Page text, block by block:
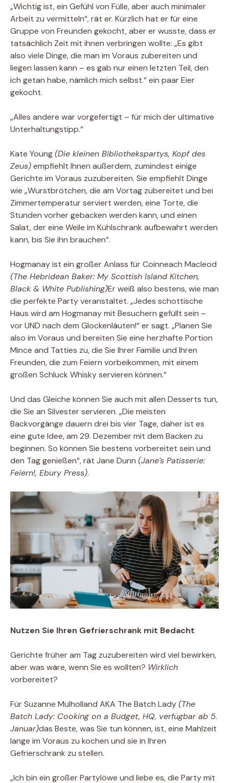
„Wichtig ist, ein Gefühl von Fülle, aber auch minimaler
Arbeit zu vermitteln“, rät er. Kürzlich hat er für eine
Gruppe von Freunden gekocht, aber er wusste, dass er
tatsächlich Zeit mit ihnen verbringen wollte: „Es gibt
also viele Dinge, die man im Voraus zubereiten und
liegen lassen kann – es gab nur einen letzten Teil, den
ich getan habe, nämlich mich selbst.“ ein paar Eier
gekocht.
„Alles andere war vorgefertigt – für mich der ultimative
Unterhaltungstipp.“
Kate Young(Die kleinen Bibliothekspartys, Kopf des
Zeus)empfiehlt Ihnen außerdem, zumindest einige
Gerichte im Voraus zuzubereiten. Sie empfiehlt Dinge
wie „Wurstbrötchen, die am Vortag zubereitet und bei
Zimmertemperatur serviert werden, eine Torte, die
Stunden vorher gebacken werden kann, und einen
Salat, der eine Weile im Kühlschrank aufbewahrt werden
kann, bis Sie ihn brauchen“.
Hogmanay ist ein großer Anlass für Coinneach Macleod
(The Hebridean Baker: My Scottish Island Kitchen,
Black & White Publishing)Er weiß also bestens, wie man
die perfekte Party veranstaltet. „Jedes schottische
Haus wird am Hogmanay mit Besuchern gefüllt sein –
vor UND nach dem Glockenläuten!“ er sagt. „Planen Sie
also im Voraus und bereiten Sie eine herzhafte Portion
Mince and Tatties zu, die Sie Ihrer Familie und Ihren
Freunden, die zum Feiern vorbeikommen, mit einem
großen Schluck Whisky servieren können.“
Und das Gleiche können Sie auch mit allen Desserts tun,
die Sie an Silvester servieren. „Die meisten
Backvorgänge dauern drei bis vier Tage, daher ist es
eine gute Idee, am 29. Dezember mit dem Backen zu
beginnen. So können Sie bestens vorbereitet sein und
den Tag genießen“, rät Jane Dunn (Jane’s Patisserie:
Feiern!, Ebury Press).
Nutzen Sie Ihren Gefrierschrank mit Bedacht
Gerichte früher am Tag zuzubereiten wird viel bewirken,
aber was wäre, wenn Sie es wollten? Wirklich
vorbereitet?
Für Suzanne Mulholland AKA The Batch Lady(The
Batch Lady: Cooking on a Budget, HQ, verfügbar ab 5.
Januar)das Beste, was Sie tun können, ist, eine Mahlzeit
lange im Voraus zu kochen und sie in Ihren
Gefrierschrank zu stellen.
„Ich bin ein großer Partylöwe und liebe es, die Party mit